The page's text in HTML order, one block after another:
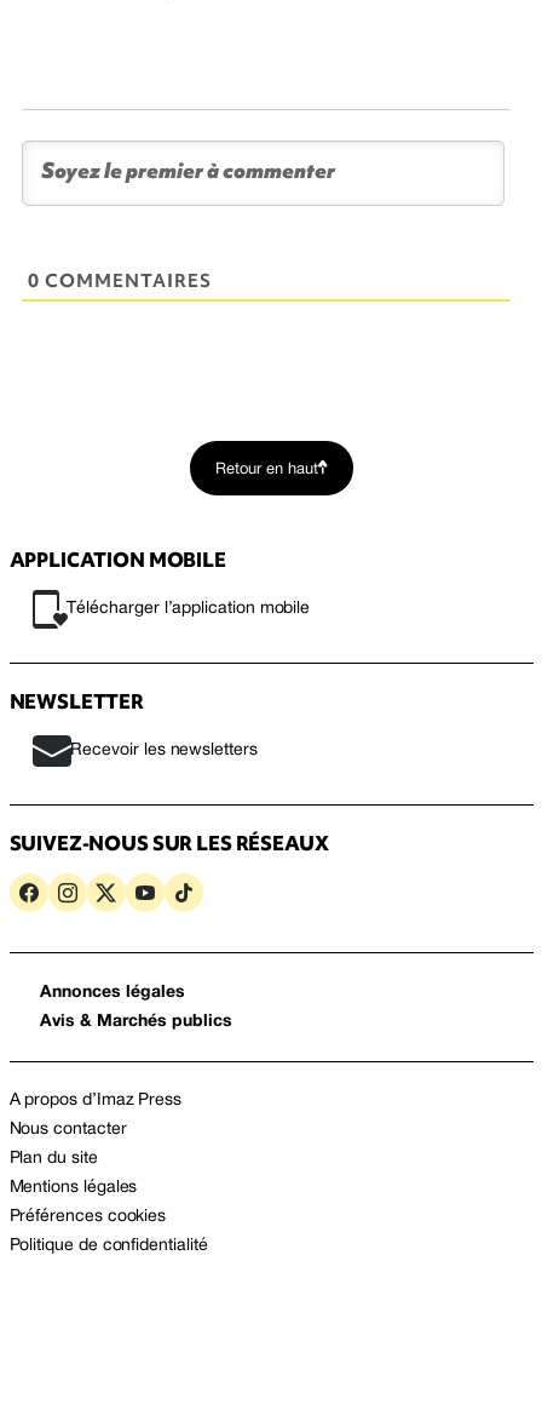
0 COMMENTAIRES
Retour en haut
APPLICATION MOBILE
Télécharger l’application mobile
NEWSLETTER
Recevoir les newsletters
SUIVEZ-NOUS SUR LES RÉSEAUX
Annonces légales
Avis & Marchés publics
A propos d’Imaz Press
Nous contacter
Plan du site
Mentions légales
Préférences cookies
Politique de confidentialité